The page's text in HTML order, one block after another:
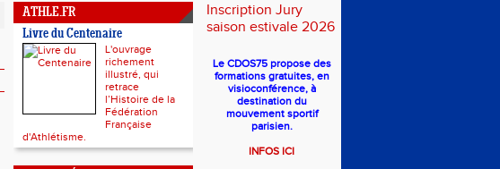
ATHLE.FR
Livre du Centenaire
L'ouvrage
richement
illustré, qui
retrace
l’Histoire de la
Fédération
Française
d'Athlétisme.
Inscription Jury
saison estivale 2026
Le CDOS75 propose des
formations gratuites, en
visioconférence, à
destination du
mouvement sportif
parisien.
INFOS ICI